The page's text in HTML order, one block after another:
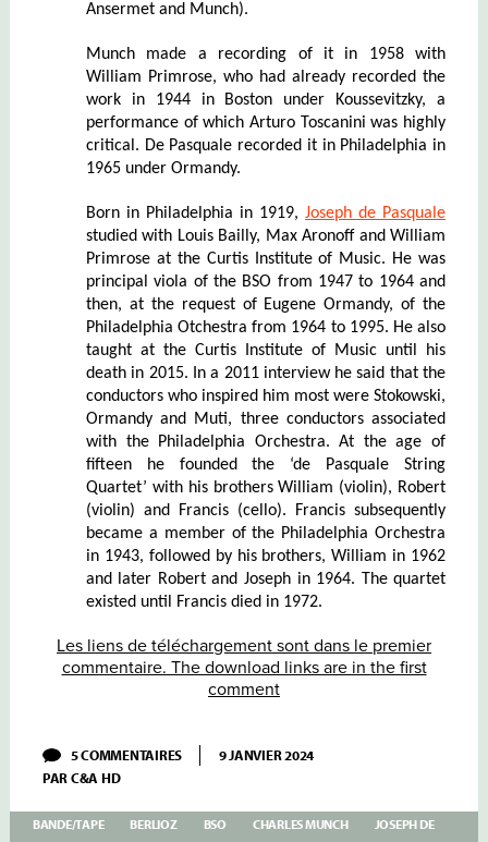
Ansermet and Munch).
Munch made a recording of it in 1958 with
William Primrose, who had already recorded the
work in 1944 in Boston under Koussevitzky, a
performance of which Arturo Toscanini was highly
critical. De Pasquale recorded it in Philadelphia in
1965 under Ormandy.
Born in Philadelphia in 1919,Joseph de Pasquale
studied with Louis Bailly, Max Aronoff and William
Primrose at the Curtis Institute of Music. He was
principal viola of the BSO from 1947 to 1964 and
then, at the request of Eugene Ormandy, of the
Philadelphia Otchestra from 1964 to 1995. He also
taught at the Curtis Institute of Music until his
death in 2015. In a 2011 interview he said that the
conductors who inspired him most were Stokowski,
Ormandy and Muti, three conductors associated
with the Philadelphia Orchestra. At the age of
fifteen he founded the ‘de Pasquale String
Quartet’ with his brothers William (violin), Robert
(violin) and Francis (cello). Francis subsequently
became a member of the Philadelphia Orchestra
in 1943, followed by his brothers, William in 1962
and later Robert and Joseph in 1964. The quartet
existed until Francis died in 1972.
Les liens de téléchargement sont dans le premier
commentaire. The download links are in the first
comment
5 COMMENTAIRESSUR
MUNCH
9 JANVIER 2024
PARC&A HD
BANDE/TAPE BERLIOZ BSO CHARLES MUNCH
JOSEPH DE